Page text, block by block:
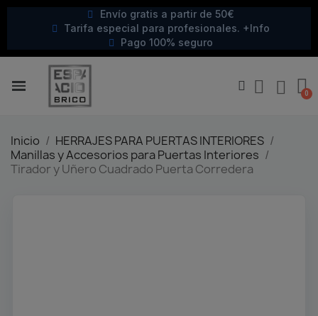
Envío gratis a partir de 50€
Tarifa especial para profesionales. +Info
Pago 100% seguro
Inicio
HERRAJES PARA PUERTAS INTERIORES
Manillas y Accesorios para Puertas Interiores
Tirador y Uñero Cuadrado Puerta Corredera